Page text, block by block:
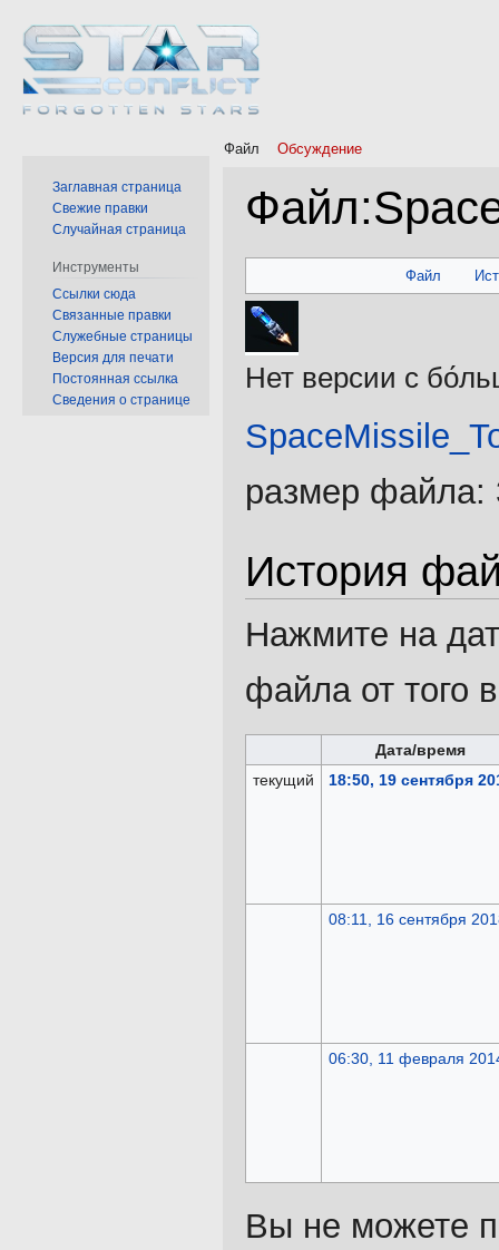
Файл:
к
навигации
к
поиску
Файл
Нет версии с
размер файла:
История
Нажмите на
файла от того
Дата/время
текущий
18:50, 19 сентября
08:11, 16 сентября
06:30, 11 февраля
Вы не можете
Файл Обсуждение
Заглавная страница
Свежие правки
Случайная страница
Инструменты
Ссылки сюда
Связанные правки
Служебные страницы
Версия для печати
Постоянная ссылка
Сведения о странице